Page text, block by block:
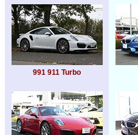
991 911 Turbo